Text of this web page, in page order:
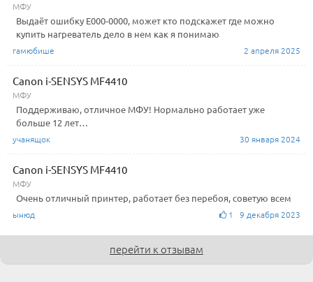
МФУ
Выдаёт ошибку Е000-0000, может кто подскажет где можно
купить нагреватель дело в нем как я понимаю
гамюбише 2 апреля 2025
Canon i-SENSYS MF4410
МФУ
Поддерживаю, отличное МФУ! Нормально работает уже
больше 12 лет…
учанящок 30 января 2024
Canon i-SENSYS MF4410
МФУ
Очень отличный принтер, работает без перебоя, советую всем
ынюд 1 9 декабря 2023
перейти к отзывам